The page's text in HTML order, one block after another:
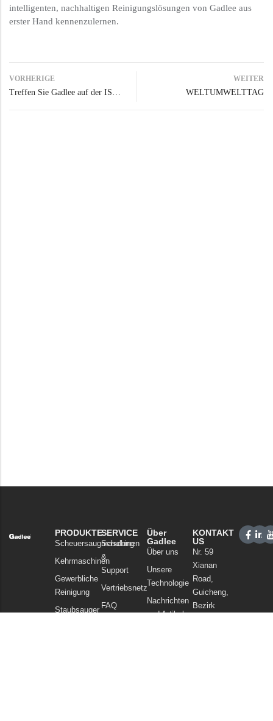
intelligenten, nachhaltigen Reinigungslösungen von Gadlee aus
erster Hand kennenzulernen.
VORHERIGE
Treffen Sie Gadlee auf der ISSA PULIRE 2025
WEITER
WELTUMWELTTAG
PRODUKTE
Scheuersaugmaschinen
Kehrmaschinen
Gewerbliche
Reinigung
Staubsauger
SERVICE
Schulung
&
Support
Vertriebsnetz
FAQ
Über
Gadlee
Über uns
Unsere
Technologie
Nachrichten
und Artikel
KONTAKT
US
Nr. 59
Xianan
Road,
Guicheng,
Bezirk